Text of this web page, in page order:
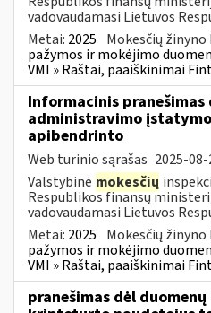
vadovaudamasi Lietuvos
Metai: 2025 Mokesčių
pažymos ir mokėjimo
VMI » Raštai, paaiškinimai
Informacinis pranešimas
administravimo
apibendrinto
Web turinio sąrašas 2025-08-
Valstybinė mokesčių
Respublikos finansų
vadovaudamasi Lietuvos
Metai: 2025 Mokesčių
pažymos ir mokėjimo
VMI » Raštai, paaiškinimai
pranešimas dėl